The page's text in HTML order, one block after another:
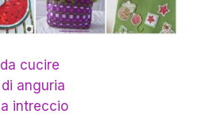
cucire
anguria
intreccio